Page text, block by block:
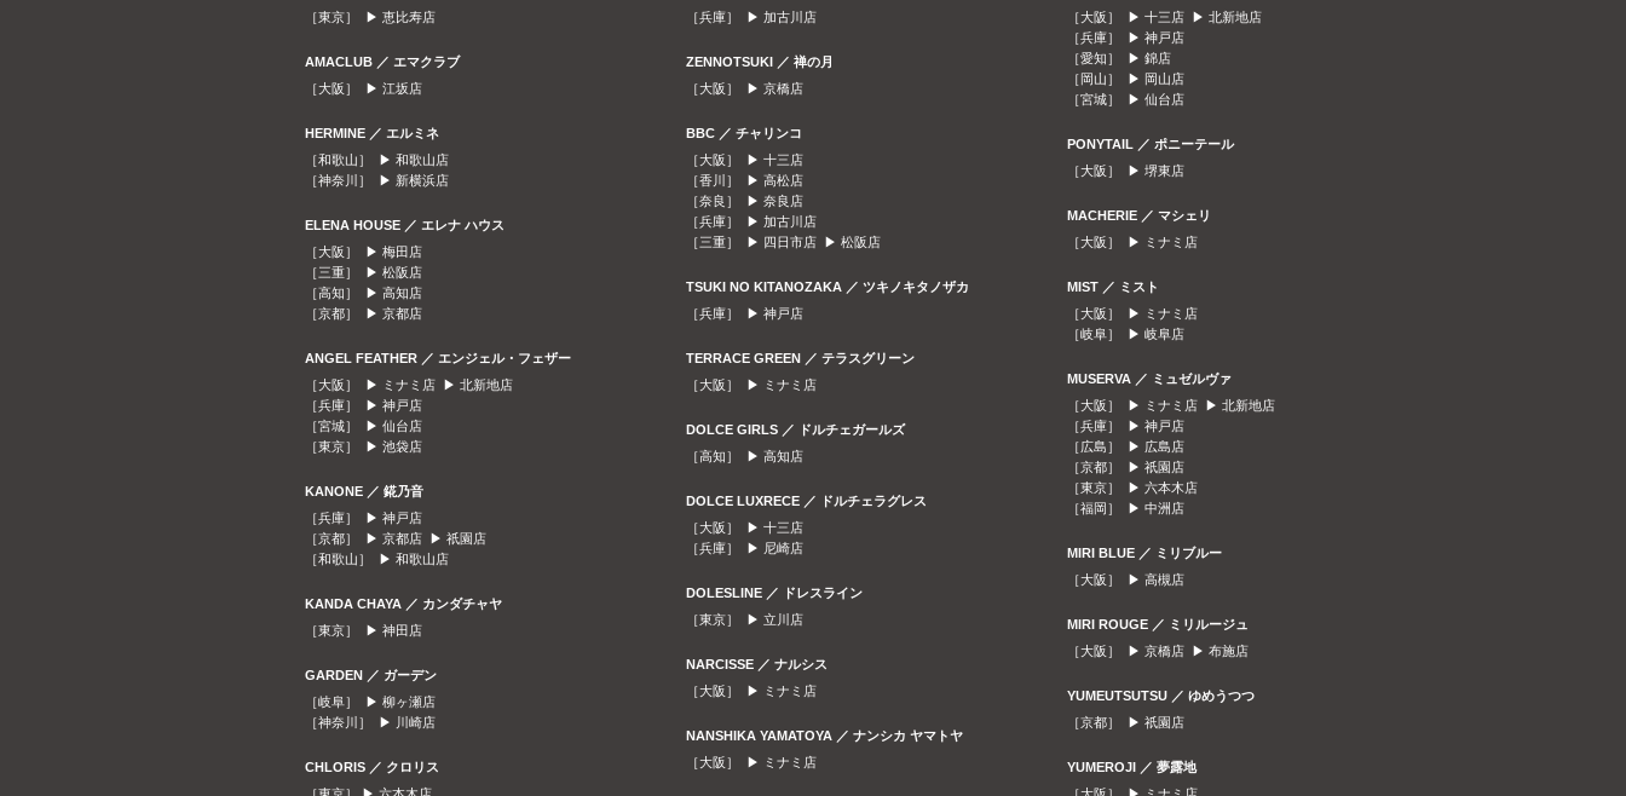
［東京］ ▶ 恵比寿店
AMACLUB ／ エマクラブ
［大阪］ ▶ 江坂店
HERMINE ／ エルミネ
［和歌山］ ▶ 和歌山店
［神奈川］ ▶ 新横浜店
ELENA HOUSE ／ エレナ ハウス
［大阪］ ▶ 梅田店
［三重］ ▶ 松阪店
［高知］ ▶ 高知店
［京都］ ▶ 京都店
ANGEL FEATHER ／ エンジェル・フェザー
［大阪］ ▶
ミナミ店 ▶ 北新地店
［兵庫］ ▶ 神戸店
［宮城］ ▶ 仙台店
［東京］ ▶ 池袋店
KANONE ／ 錵乃音
［兵庫］ ▶ 神戸店
［京都］ ▶ 京都店 ▶ 祇園店
［和歌山］ ▶ 和歌山店
KANDA CHAYA ／ カンダチャヤ
［東京］ ▶ 神田店
GARDEN ／ ガーデン
［岐阜］ ▶ 柳ヶ瀬店
［神奈川］ ▶
川崎店
CHLORIS ／ クロリス
［兵庫］ ▶ 加古川店
ZENNOTSUKI ／ 禅の月
［大阪］ ▶ 京橋店
BBC ／ チャリンコ
［大阪］ ▶ 十三店
［香川］ ▶ 高松店
［奈良］ ▶ 奈良店
［兵庫］ ▶ 加古川店
［三重］ ▶ 四日市店 ▶ 松阪店
TSUKI NO KITANOZAKA ／ ツキノキタノザカ
［兵庫］ ▶ 神戸店
TERRACE GREEN ／ テラスグリーン
［大阪］ ▶
ミナミ店
DOLCE GIRLS ／ ドルチェガールズ
［高知］ ▶ 高知店
DOLCE LUXRECE ／ ドルチェラグレス
［大阪］ ▶ 十三店
［兵庫］ ▶ 尼崎店
DOLESLINE ／ ドレスライン
［東京］ ▶ 立川店
NARCISSE ／ ナルシス
［大阪］ ▶
ミナミ店
NANSHIKA YAMATOYA ／ ナンシカ ヤマトヤ
［大阪］ ▶
ミナミ店
［大阪］ ▶ 十三店 ▶ 北新地店
［兵庫］ ▶ 神戸店
［愛知］ ▶ 錦店
［岡山］ ▶ 岡山店
［宮城］ ▶ 仙台店
PONYTAIL ／ ポニーテール
［大阪］ ▶ 堺東店
MACHERIE ／ マシェリ
［大阪］ ▶
ミナミ店
MIST ／ ミスト
［大阪］ ▶
ミナミ店
［岐阜］ ▶ 岐阜店
MUSERVA ／ ミュゼルヴァ
［大阪］ ▶
ミナミ店 ▶ 北新地店
［兵庫］ ▶ 神戸店
［広島］ ▶ 広島店
［京都］ ▶ 祇園店
［東京］ ▶ 六本木店
［福岡］ ▶ 中洲店
MIRI BLUE ／ ミリブルー
［大阪］ ▶ 高槻店
MIRI ROUGE ／ ミリルージュ
［大阪］ ▶ 京橋店 ▶ 布施店
YUMEUTSUTSU ／ ゆめうつつ
［京都］ ▶ 祇園店
YUMEROJI ／ 夢露地